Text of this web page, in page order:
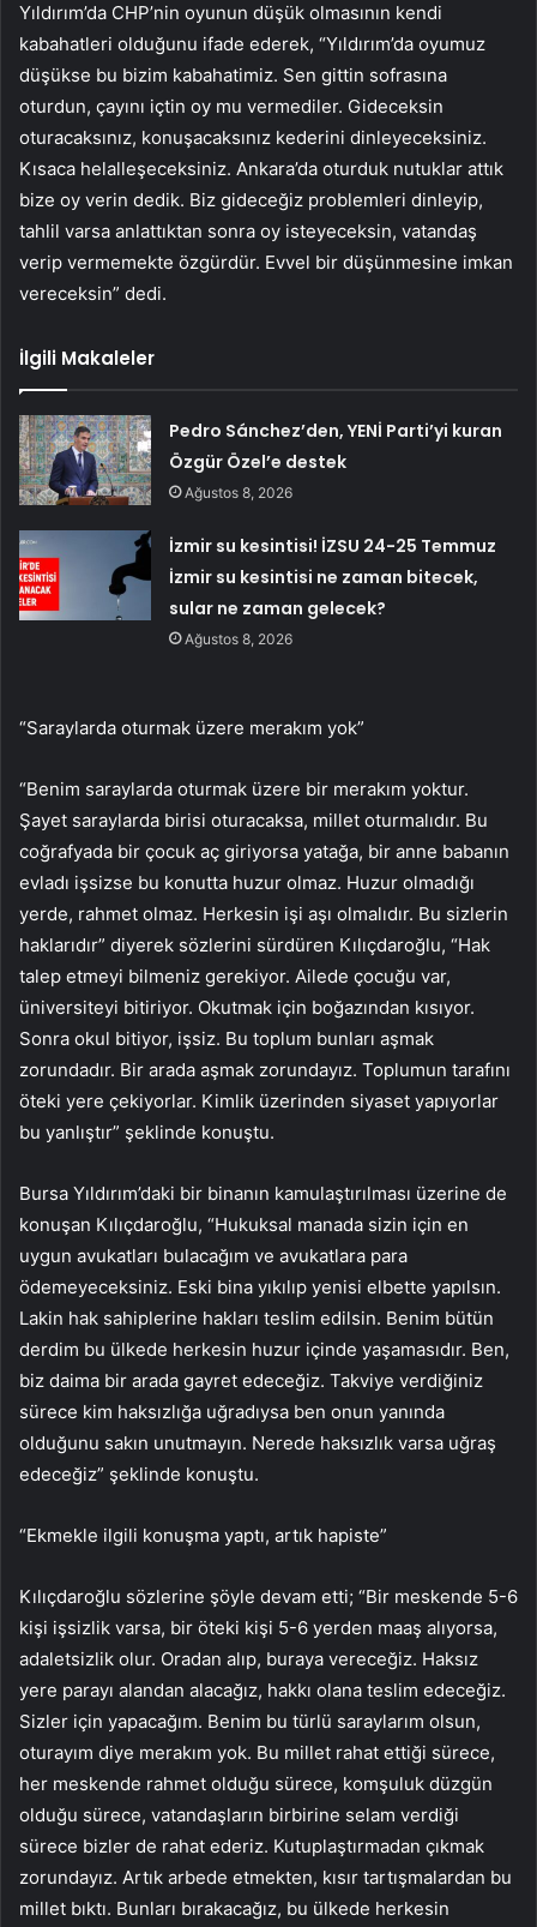
Yıldırım’da CHP’nin oyunun düşük olmasının kendi
kabahatleri olduğunu ifade ederek, “Yıldırım’da oyumuz
düşükse bu bizim kabahatimiz. Sen gittin sofrasına
oturdun, çayını içtin oy mu vermediler. Gideceksin
oturacaksınız, konuşacaksınız kederini dinleyeceksiniz.
Kısaca helalleşeceksiniz. Ankara’da oturduk nutuklar attık
bize oy verin dedik. Biz gideceğiz problemleri dinleyip,
tahlil varsa anlattıktan sonra oy isteyeceksin, vatandaş
verip vermemekte özgürdür. Evvel bir düşünmesine imkan
vereceksin” dedi.
İlgili Makaleler
Pedro Sánchez’den, YENİ Parti’yi kuran
Özgür Özel’e destek
Ağustos 8, 2026
İzmir su kesintisi! İZSU 24-25 Temmuz
İzmir su kesintisi ne zaman bitecek,
sular ne zaman gelecek?
Ağustos 8, 2026
“Saraylarda oturmak üzere merakım yok”
“Benim saraylarda oturmak üzere bir merakım yoktur.
Şayet saraylarda birisi oturacaksa, millet oturmalıdır. Bu
coğrafyada bir çocuk aç giriyorsa yatağa, bir anne babanın
evladı işsizse bu konutta huzur olmaz. Huzur olmadığı
yerde, rahmet olmaz. Herkesin işi aşı olmalıdır. Bu sizlerin
haklarıdır” diyerek sözlerini sürdüren Kılıçdaroğlu, “Hak
talep etmeyi bilmeniz gerekiyor. Ailede çocuğu var,
üniversiteyi bitiriyor. Okutmak için boğazından kısıyor.
Sonra okul bitiyor, işsiz. Bu toplum bunları aşmak
zorundadır. Bir arada aşmak zorundayız. Toplumun tarafını
öteki yere çekiyorlar. Kimlik üzerinden siyaset yapıyorlar
bu yanlıştır” şeklinde konuştu.
Bursa Yıldırım’daki bir binanın kamulaştırılması üzerine de
konuşan Kılıçdaroğlu, “Hukuksal manada sizin için en
uygun avukatları bulacağım ve avukatlara para
ödemeyeceksiniz. Eski bina yıkılıp yenisi elbette yapılsın.
Lakin hak sahiplerine hakları teslim edilsin. Benim bütün
derdim bu ülkede herkesin huzur içinde yaşamasıdır. Ben,
biz daima bir arada gayret edeceğiz. Takviye verdiğiniz
sürece kim haksızlığa uğradıysa ben onun yanında
olduğunu sakın unutmayın. Nerede haksızlık varsa uğraş
edeceğiz” şeklinde konuştu.
“Ekmekle ilgili konuşma yaptı, artık hapiste”
Kılıçdaroğlu sözlerine şöyle devam etti; “Bir meskende 5-6
kişi işsizlik varsa, bir öteki kişi 5-6 yerden maaş alıyorsa,
adaletsizlik olur. Oradan alıp, buraya vereceğiz. Haksız
yere parayı alandan alacağız, hakkı olana teslim edeceğiz.
Sizler için yapacağım. Benim bu türlü saraylarım olsun,
oturayım diye merakım yok. Bu millet rahat ettiği sürece,
her meskende rahmet olduğu sürece, komşuluk düzgün
olduğu sürece, vatandaşların birbirine selam verdiği
sürece bizler de rahat ederiz. Kutuplaştırmadan çıkmak
zorundayız. Artık arbede etmekten, kısır tartışmalardan bu
millet bıktı. Bunları bırakacağız, bu ülkede herkesin